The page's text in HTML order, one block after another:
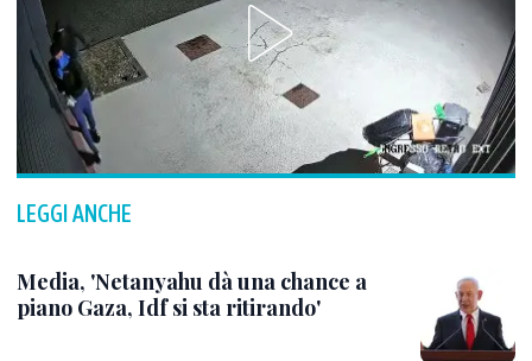
LEGGI ANCHE
Media, 'Netanyahu dà una chance a
piano Gaza, Idf si sta ritirando'